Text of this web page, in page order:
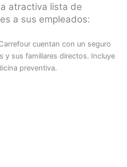
atractiva lista de
a sus empleados:
cuentan con un seguro
y sus familiares directos. Incluye
preventiva.